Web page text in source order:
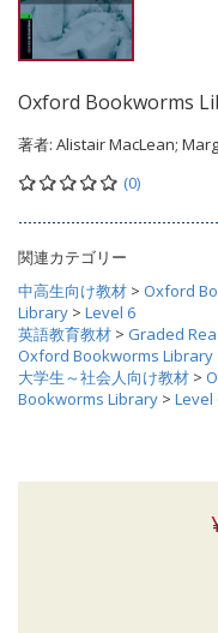
Oxford Bookworms
著者: Alistair MacLean;
(0)
関連カテゴリー
中高生向け教材 > Oxford
Library > Level 6
英語教育教材 > Graded
Oxford Bookworms Library
大学生～社会人向け教材 >
Bookworms Library > Level